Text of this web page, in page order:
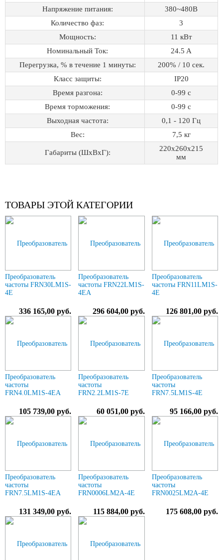
Напряжение питания:
380~480B
Количество фаз:
3
Мощность:
11 кВт
Номинальный Ток:
24.5 A
Перегрузка, % в течение 1 минуты:
200% / 10 сек.
Класс защиты:
IP20
Время разгона:
0-99 с
Время торможения:
0-99 с
Выходная частота:
0,1 - 120 Гц
Вес:
7,5 кг
Габариты (ШхВхГ):
220x260x215
мм
ТОВАРЫ ЭТОЙ КАТЕГОРИИ
Преобразователь
частоты FRN30LM1S-
4E
336 165,00 руб.
Преобразователь
частоты FRN22LM1S-
4EA
296 604,00 руб.
Преобразователь
частоты FRN11LM1S-
4E
126 801,00 руб.
Преобразователь
частоты
FRN4.0LM1S-4EA
105 739,00 руб.
Преобразователь
частоты
FRN2.2LM1S-7E
60 051,00 руб.
Преобразователь
частоты
FRN7.5LM1S-4E
95 166,00 руб.
Преобразователь
частоты
FRN7.5LM1S-4EA
131 349,00 руб.
Преобразователь
частоты
FRN0006LM2A-4E
115 884,00 руб.
Преобразователь
частоты
FRN0025LM2A-4E
175 608,00 руб.